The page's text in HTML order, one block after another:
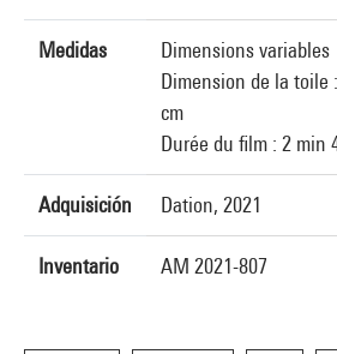
Medidas
Dimensions variables
Dimension de la toile
cm
Durée du film : 2 min
Adquisición Dation, 2021
Inventario AM 2021-807